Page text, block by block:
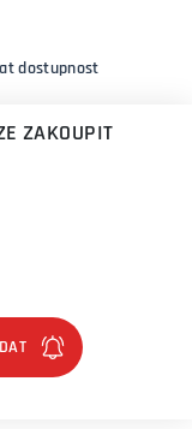
dostupnost
ZAKOUPIT